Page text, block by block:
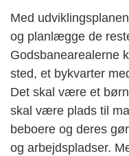
Med
og planlægge de
Godsbanearealerne
sted, et bykvarter
Det skal være et
skal være plads til
beboere og deres
og arbejdspladser.